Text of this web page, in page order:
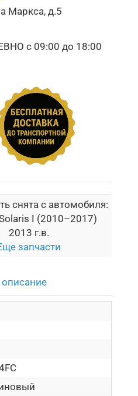
Маркса, д.5
с 09:00 до 18:00
снята с автомобиля:
I (2010–2017)
2013 г.в.
запчасти